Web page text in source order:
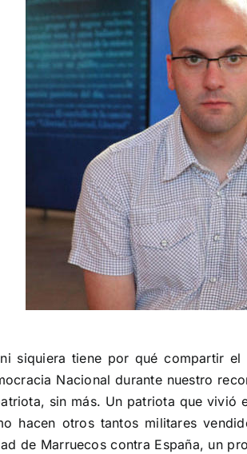
siquiera tiene por qué compartir
Nacional durante nuestro
sin más. Un patriota que
hacen otros tantos militares
de Marruecos contra España, un